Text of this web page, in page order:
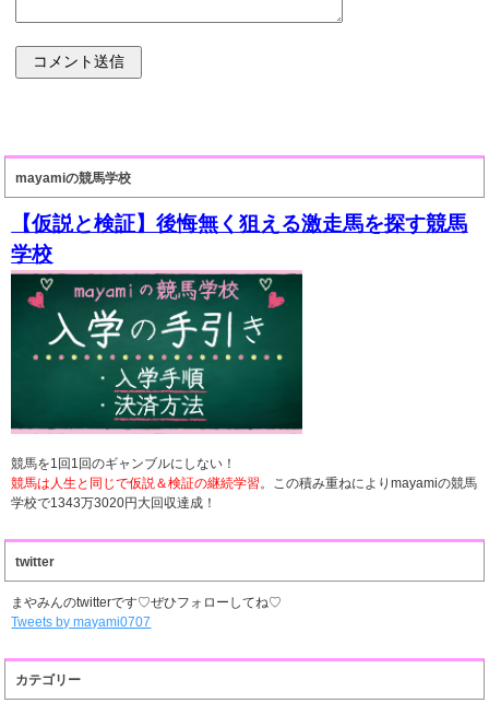
mayamiの競馬学校
【仮説と検証】後悔無く狙える激走馬を探す競馬
学校
競馬を1回1回のギャンブルにしない！
競馬は人生と同じで仮説＆検証の継続学習。この積み重ねによりmayamiの競馬
学校で1343万3020円大回収達成！
twitter
まやみんのtwitterです♡ぜひフォローしてね♡
Tweets by mayami0707
カテゴリー